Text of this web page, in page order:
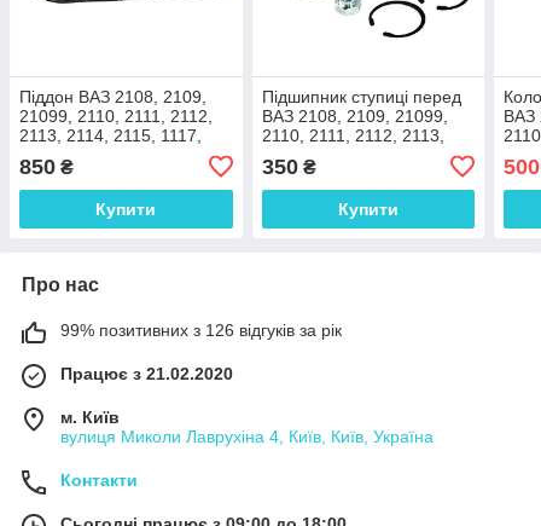
Піддон ВАЗ 2108, 2109,
21099, 2110, 2111, 2112,
2113, 2114, 2115, 1117,
850 ₴
Купити
Підшипник ступиці перед
ВАЗ 2108, 2109, 21099,
2110, 2111, 2112, 2113,
2114, 2115,SENS, LANOS,
AVEO (13') ASR Польща
350₴
Купити
ВАЗ
500
Про нас
99% позитивних з 126 відгуків за рік
Працює з 21.02.2020
м. Київ
вулиця Миколи Лаврухіна 4, Київ, Київ, Україна
Контакти